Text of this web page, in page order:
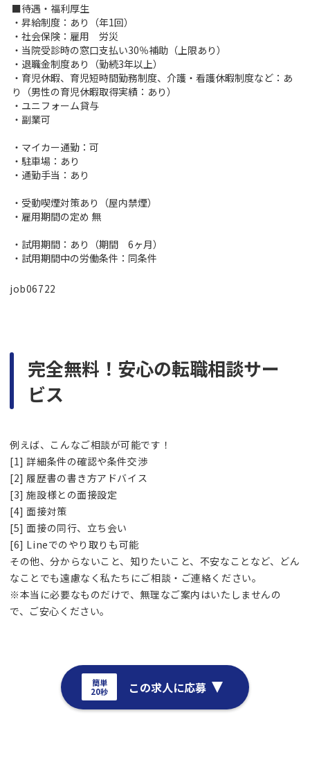
■待遇・福利厚生
・昇給制度：あり（年1回）
・社会保険：雇用 労災
・当院受診時の窓口支払い30％補助（上限あり）
・退職金制度あり（勤続3年以上）
・育児休暇、育児短時間勤務制度、介護・看護休暇制度など：あ
り（男性の育児休暇取得実績：あり）
・ユニフォーム貸与
・副業可
・マイカー通勤：可
・駐車場：あり
・通勤手当：あり
・受動喫煙対策あり（屋内禁煙）
・雇用期間の定め 無
・試用期間：あり（期間 6ヶ月）
・試用期間中の労働条件：同条件
job06722
完全無料！安心の転職相談サー
ビス
例えば、こんなご相談が可能です！
[1] 詳細条件の確認や条件交渉
[2] 履歴書の書き方アドバイス
[3] 施設様との面接設定
[4] 面接対策
[5] 面接の同行、立ち会い
[6] Lineでのやり取りも可能
その他、分からないこと、知りたいこと、不安なことなど、どん
なことでも遠慮なく私たちにご相談・ご連絡ください。
※本当に必要なものだけで、無理なご案内はいたしませんの
で、ご安心ください。
簡単
20秒
この求人に応募